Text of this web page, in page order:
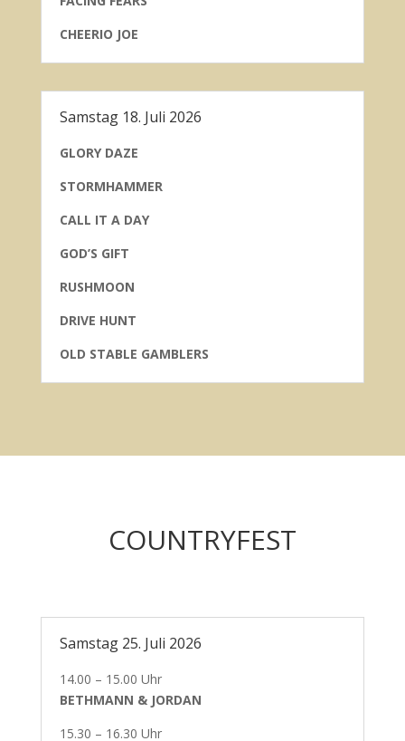
CHEERIO JOE
Samstag 18. Juli 2026
GLORY DAZE
STORMHAMMER
CALL IT A DAY
GOD’S GIFT
RUSHMOON
DRIVE HUNT
OLD STABLE GAMBLERS
COUNTRYFEST
Samstag 25. Juli 2026
14.00 – 15.00 Uhr
BETHMANN & JORDAN
15.30 – 16.30 Uhr